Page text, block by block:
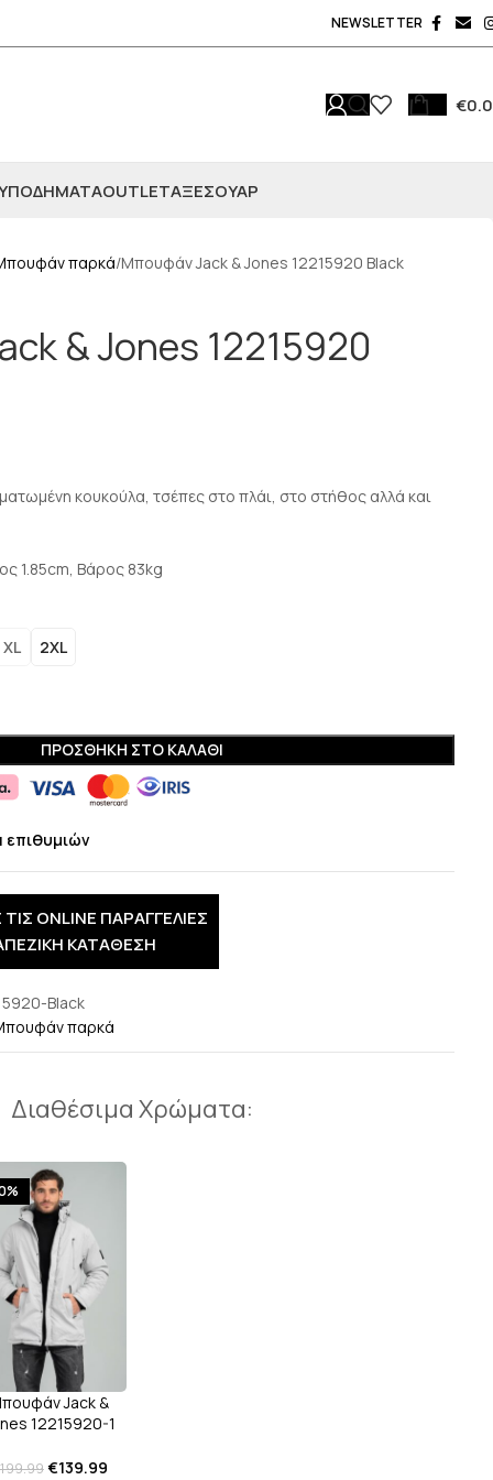
NEWSLETTER
€
OUTLETΑΞΕΣΟΥΆΡ
παρκά Μπουφάν Jack & Jones 12215920 Black
& Jones 12215920
κουκούλα, τσέπες στο πλάι, στο στήθος αλλά και
1.85cm, Βάρος 83kg
XL 2XL
ΠΡΟΣΘΉΚΗ ΣΤΟ ΚΑΛΆΘΙ
ONLINE ΠΑΡΑΓΓΕΛΙΕΣ
ΚΑΤΑΘΕΣΗ
Black
παρκά
Διαθέσιμα Χρώματα:
Jack &
12215920-1
199.99€139.99